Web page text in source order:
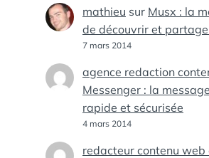
mathieu sur Musx : la
de découvrir et
7 mars 2014
agence redaction
Messenger : la
rapide et sécurisée
4 mars 2014
redacteur contenu